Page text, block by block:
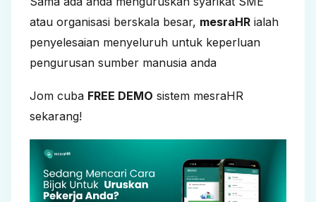
atau organisasi berskala besar, mesraHR ialah
penyelesaian menyeluruh untuk keperluan
pengurusan sumber manusia anda
Jom cuba FREE DEMO sistem mesraHR
sekarang!